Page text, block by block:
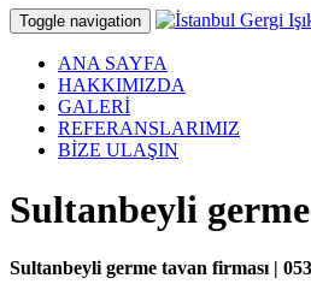
Toggle navigation
ANA SAYFA
HAKKIMIZDA
GALERİ
REFERANSLARIMIZ
BİZE ULAŞIN
Sultanbeyli
Sultanbeyli germe tavan firması |